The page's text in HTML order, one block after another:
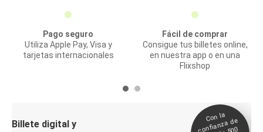
Pago seguro
Utiliza Apple Pay, Visa y
tarjetas internacionales
Fácil de comprar
Consigue tus billetes online,
en nuestra app o en una
Flixshop
Billete digital y
Con la
confianza de